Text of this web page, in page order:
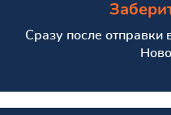
Сразу после отправки